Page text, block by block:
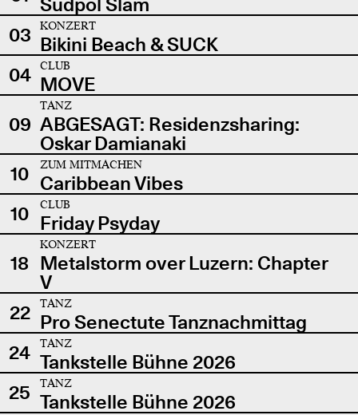
03
KONZERT
Bikini Beach & SUCK
04
CLUB
MOVE
09
TANZ
ABGESAGT: Residenzsharing:
Oskar Damianaki
10
ZUM MITMACHEN
Caribbean Vibes
10
CLUB
Friday Psyday
18
KONZERT
Metalstorm over Luzern: Chapter
V
22
TANZ
Pro Senectute Tanznachmittag
24
TANZ
Tankstelle Bühne 2026
25
TANZ
Tankstelle Bühne 2026